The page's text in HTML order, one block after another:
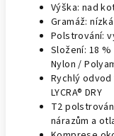
Výška: nad
Gramáž:
Polstrování:
Složení: 18
Nylon /
Rychlý
LYCRA® DRY
T2
nárazům a